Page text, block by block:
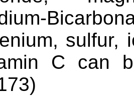
sulfur,
C can